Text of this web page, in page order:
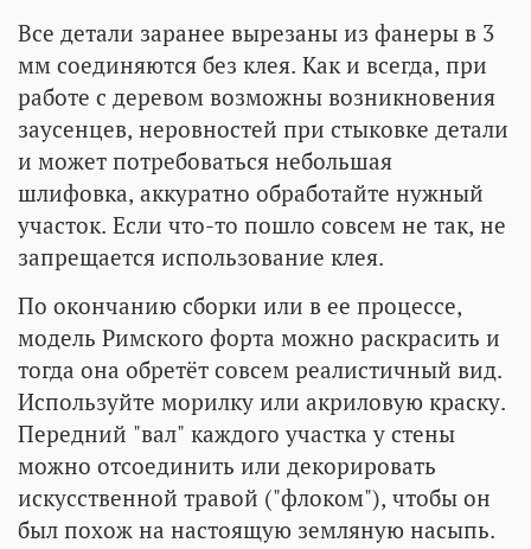
Все детали заранее вырезаны из фанеры в 3
мм соединяются без клея. Как и всегда, при
работе с деревом возможны возникновения
заусенцев, неровностей при стыковке детали
и может потребоваться небольшая
шлифовка, аккуратно обработайте нужный
участок. Если что-то пошло совсем не так, не
запрещается использование клея.
По окончанию сборки или в ее процессе,
модель Римского форта можно раскрасить и
тогда она обретёт совсем реалистичный вид.
Используйте морилку или акриловую краску.
Передний "вал" каждого участка у стены
можно отсоединить или декорировать
искусственной травой ("флоком"), чтобы он
был похож на настоящую земляную насыпь.